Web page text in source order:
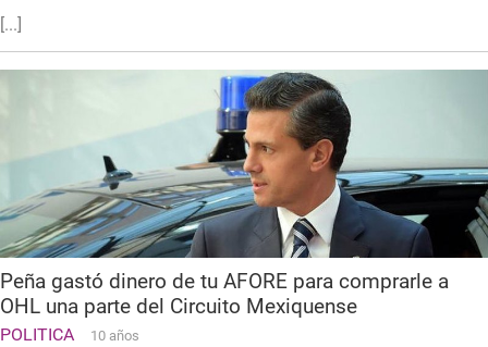
[...]
Peña gastó dinero de tu AFORE para comprarle a
OHL una parte del Circuito Mexiquense
POLITICA 10 años